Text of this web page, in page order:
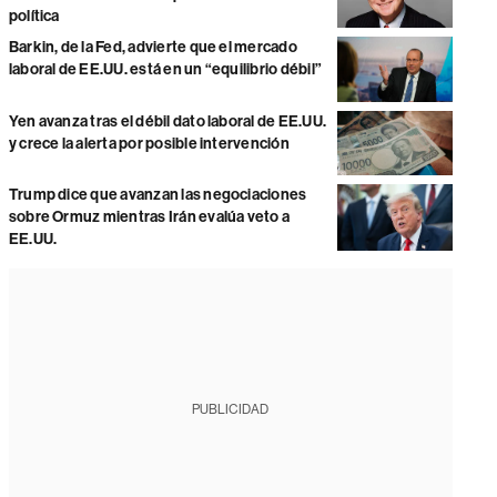
política
Barkin, de la Fed, advierte que el mercado
laboral de EE.UU. está en un “equilibrio débil”
Yen avanza tras el débil dato laboral de EE.UU.
y crece la alerta por posible intervención
Trump dice que avanzan las negociaciones
sobre Ormuz mientras Irán evalúa veto a
EE.UU.
PUBLICIDAD